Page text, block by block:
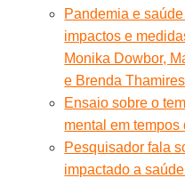
Pandemia e
impactos e
Monika Dowbor,
e Brenda
Ensaio sobre o
mental em tempos
Pesquisador fala
impactado a